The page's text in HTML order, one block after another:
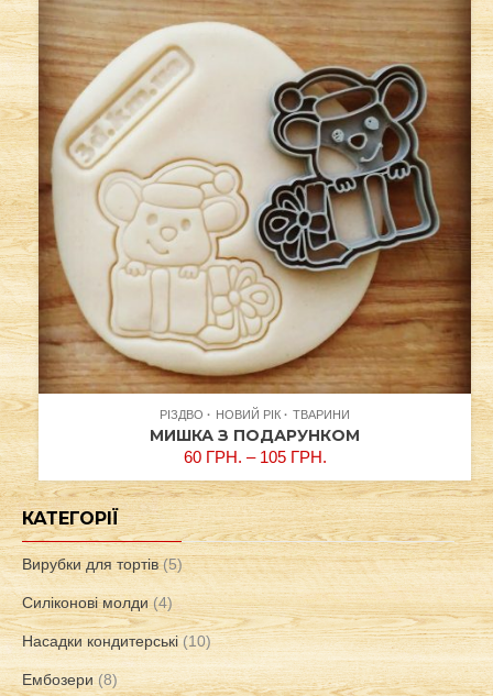
РІЗДВО НОВИЙ РІК ТВАРИНИ
МИШКА З ПОДАРУНКОМ
60 ГРН. – 105 ГРН.
КАТЕГОРІЇ
Вирубки для тортів (5)
Силіконові молди (4)
Насадки кондитерські (10)
Ембозери (8)